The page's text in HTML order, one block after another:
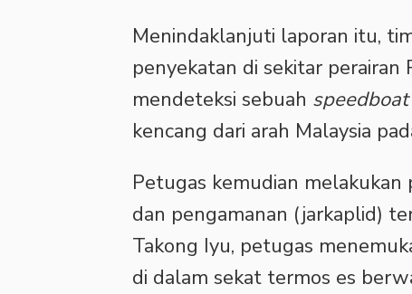
Menindaklanjuti laporan itu,
penyekatan di sekitar
mendeteksi sebuah speedboat
kencang dari arah Malaysia
Petugas kemudian melakukan
dan pengamanan (jarkaplid)
Takong Iyu, petugas
di dalam sekat termos es